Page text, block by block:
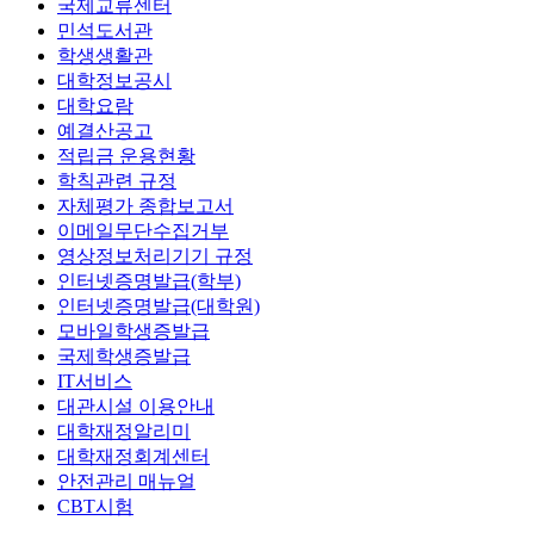
국제교류센터
민석도서관
학생생활관
대학정보공시
대학요람
예결산공고
적립금 운용현황
학칙관련 규정
자체평가 종합보고서
이메일무단수집거부
영상정보처리기기 규정
인터넷증명발급(학부)
인터넷증명발급(대학원)
모바일학생증발급
국제학생증발급
IT서비스
대관시설 이용안내
대학재정알리미
대학재정회계센터
안전관리 매뉴얼
CBT시험